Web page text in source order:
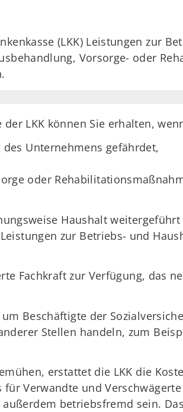
(LKK) Leistungen zur
Vorsorge- oder
LKK können Sie erhalten,
Unternehmens gefährdet,
oder
Haushalt
zur Betriebs- und
Fachkraft zur Verfügung, das
Beschäftigte der
Stellen handeln, zum
erstattet die LKK die
Verwandte und
betriebsfremd sein.